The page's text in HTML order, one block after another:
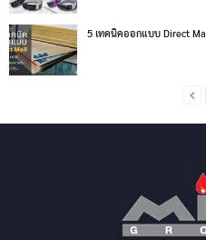
5 เทคนิคออกแบบ Direct